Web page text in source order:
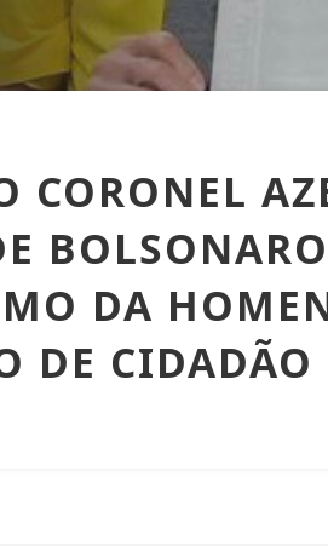
CORONEL
DA
DE CIDADÃO